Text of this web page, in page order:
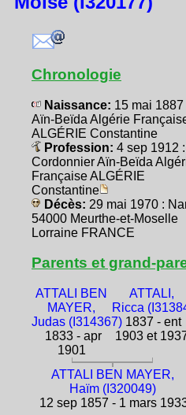
Chronologie
Naissance: 15 mai 1887
Aïn-Beïda Algérie
ALGÉRIE Constantine
Profession: 4 sep 1912 :
Cordonnier Aïn-Beïda
Française ALGÉRIE
Constantine
Décès: 29 mai 1970 :
54000 Meurthe-et-Moselle
Lorraine FRANCE
Parents et grand-
ATTALI BEN
MAYER,
Judas (I314367)
1833 - apr
1901
ATTALI,
Ricca
1837 - ent
1903 et
ATTALI BEN MAYER,
Haïm (I320049)
12 sep 1857 - 1 mars